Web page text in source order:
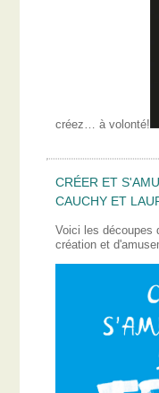
créez… à volonté!
CRÉER ET
CAUCHY ET
Voici les découpes
création et